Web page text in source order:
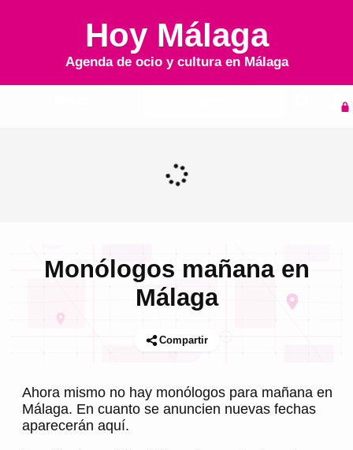
Hoy Málaga
Agenda de ocio y cultura en Málaga
Monólogos mañana en
Málaga
Compartir
Ahora mismo no hay monólogos para mañana en
Málaga. En cuanto se anuncien nuevas fechas
aparecerán aquí.